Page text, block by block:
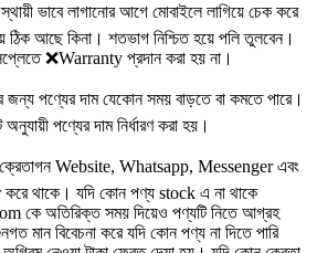
ভাবে লাগানোর আগে মোবাইলে লাগিয়ে চেক করে
ঠিক আছে কিনা। শতভাগ নিশ্চিত হয়ে পলি তুলবেন।
❌Warranty প্রদান করা হয় না।
পণ্যের দাম যেকোন সময় বাড়তে বা কমতে পারে।
পণ্যের দাম নির্ধারণ করা হয়।
ক্রেতাগন Website, Whatsapp, Messenger এবং
থাকে। যদি কোন পণ্য stock এ না থাকে
কে অতিরিক্ত সময় দিয়েও পণ্যটি নিতে আগ্রহ
মান বিবেচনা করে যদি কোন পণ্য না দিতে পারি